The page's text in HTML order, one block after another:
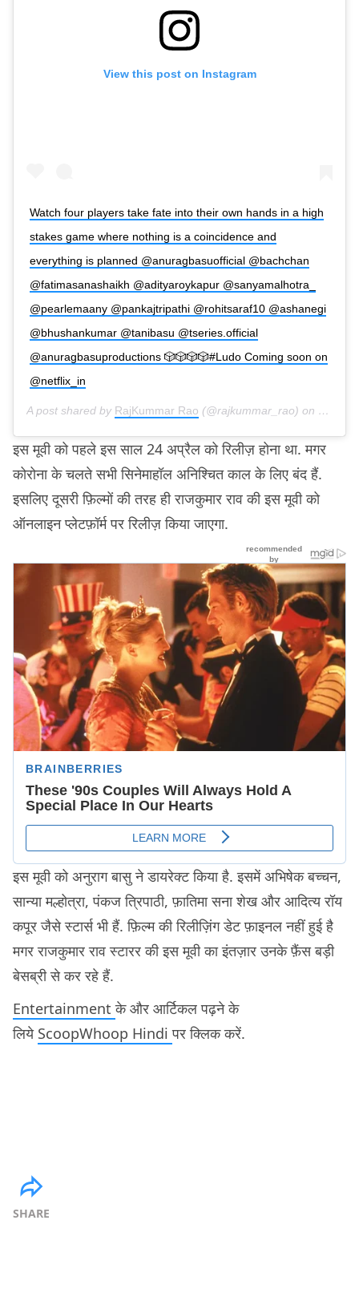
View this post on Instagram
Watch four players take fate into their own hands in a high
stakes game where nothing is a coincidence and
everything is planned @anuragbasuofficial @bachchan
@fatimasanashaikh @adityaroykapur @sanyamalhotra_
@pearlemaany @pankajtripathi @rohitsaraf10 @ashanegi
@bhushankumar @tanibasu @tseries.official
@anuragbasuproductions 🎲🎲🎲🎲#Ludo Coming soon on
@netflix_in
A post shared by RajKummar Rao (@rajkummar_rao) on Jul 15,
इस मूवी को पहले इस साल 24 अप्रैल को रिलीज़ होना था. मगर
कोरोना के चलते सभी सिनेमाहॉल अनिश्चित काल के लिए बंद हैं.
इसलिए दूसरी फ़िल्मों की तरह ही राजकुमार राव की इस मूवी को
ऑनलाइन प्लेटफ़ॉर्म पर रिलीज़ किया जाएगा.
इस मूवी को अनुराग बासु ने डायरेक्ट किया है. इसमें अभिषेक बच्चन,
सान्या मल्होत्रा, पंकज त्रिपाठी, फ़ातिमा सना शेख और आदित्य रॉय
कपूर जैसे स्टार्स भी हैं. फ़िल्म की रिलीज़िंग डेट फ़ाइनल नहीं हुई है
मगर राजकुमार राव स्टारर की इस मूवी का इंतज़ार उनके फ़ैंस बड़ी
बेसब्री से कर रहे हैं.
Entertainmentके और आर्टिकल पढ़ने के
लिये ScoopWhoop Hindiपर क्लिक करें.
SHARE